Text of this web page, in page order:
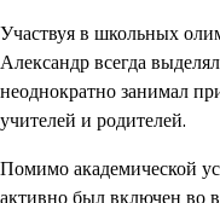
Участвуя в школьных
Александр всегда
неоднократно занимал
учителей и родителей.
Помимо академической
активно был включен во